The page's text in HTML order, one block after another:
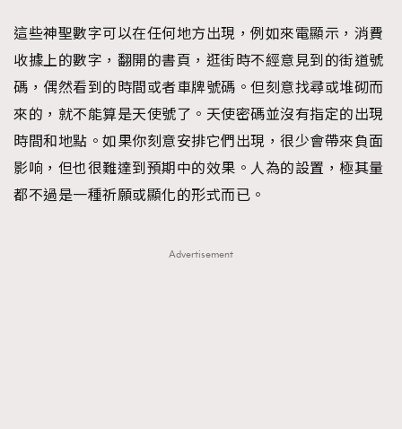
這些神聖數字可以在任何地方出現，例如來電顯示，消費
收據上的數字，翻開的書頁，逛街時不經意見到的街道號
碼，偶然看到的時間或者車牌號碼。但刻意找尋或堆砌而
來的，就不能算是天使號了。天使密碼並沒有指定的出現
時間和地點。如果你刻意安排它們出現，很少會帶來負面
影响，但也很難達到預期中的效果。人為的設置，極其量
都不過是一種祈願或顯化的形式而已。
Advertisement